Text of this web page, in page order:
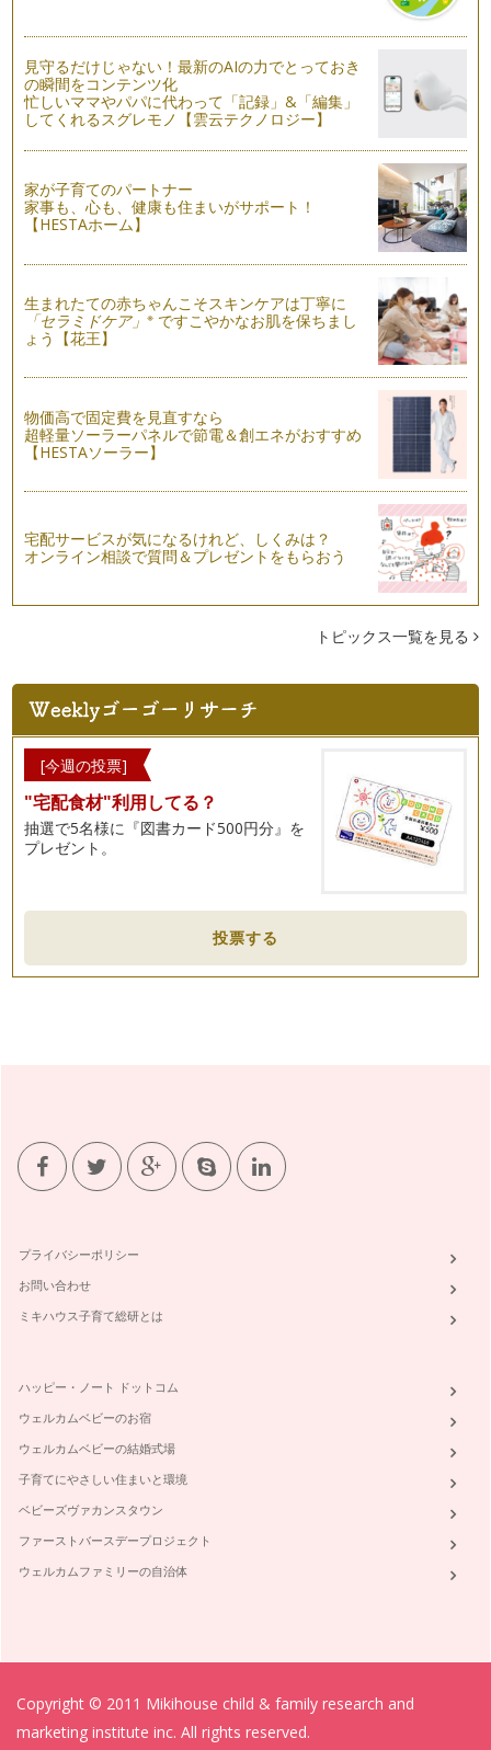
今回は、毎日たった5分でも良いので練習してほしい文字をお
伝えします。 それは漢字の…
年賀状にも役立つ！美しい宛名で印象UP
手紙を見た時まず目に入るのが宛名。宛名が丁寧かどうかが、
出した人の印象を左右すると言っても…
書きやすい筆記具と正しい姿勢・持ち方で美文字に近づく！
いざ字の練習を始めたけれども、思うように書けない…そんな
時には、使っている筆…
育児で忙しくても美文字になれる！文章がグッときれいに見え
るたった3つのコツ
結婚や出産を経て、手書きで文字を書く機会が増えたという方
も多いはず。でも、きれいに書きたい…
見守るだけじゃない！最新のAIの力でとっておき
の瞬間をコンテンツ化
忙しいママやパパに代わって「記録」&「編集」
してくれるスグレモノ【雲云テクノロジー】
家が子育てのパートナー
家事も、心も、健康も住まいがサポート！
【HESTAホーム】
生まれたての赤ちゃんこそスキンケアは丁寧に
「セラミドケア」※ ですこやかなお肌を保ちまし
ょう【花王】
物価高で固定費を見直すなら
超軽量ソーラーパネルで節電＆創エネがおすすめ
【HESTAソーラー】
宅配サービスが気になるけれど、しくみは？
オンライン相談で質問＆プレゼントをもらおう
トピックス一覧を見る
[今週の投票]
"宅配食材"利用してる？
抽選で5名様に『図書カード500円分』を
プレゼント。
投票する
プライバシーポリシー
お問い合わせ
ミキハウス子育て総研とは
ハッピー・ノート ドットコム
ウェルカムベビーのお宿
ウェルカムベビーの結婚式場
子育てにやさしい住まいと環境
ベビーズヴァカンスタウン
ファーストバースデープロジェクト
ウェルカムファミリーの自治体
Copyright © 2011 Mikihouse child & family research and
marketing institute inc. All rights reserved.